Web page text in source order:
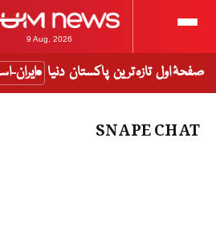
9 Aug, 2026
صفحۂ اول تازہ ترین پاکستان دنیا ایران-
SNAPE CHAT